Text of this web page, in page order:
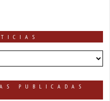
PUBLICADAS